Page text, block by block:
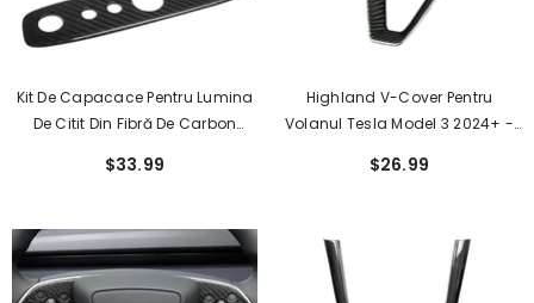
Kit De Capacace Pentru Lumina
De Citit Din Fibră De Carbon
Model 3 Highland
$33.99
Highland V-Cover Pentru
Volanul Tesla Model 3 2024+ -
$26.99